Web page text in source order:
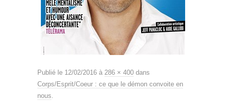
Publié le 12/02/2016 à 286 × 400 dans
Corps/Esprit/Coeur : ce que le démon convoite en
nous.